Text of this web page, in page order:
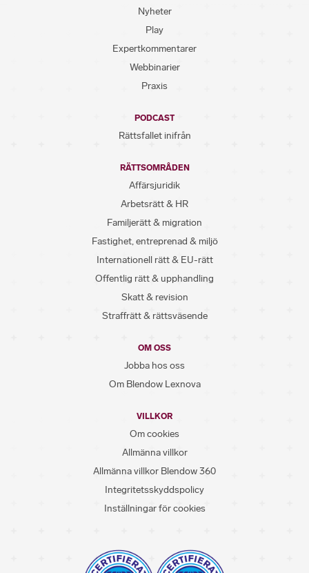
Nyheter
Play
Expertkommentarer
Webbinarier
Praxis
PODCAST
Rättsfallet inifrån
RÄTTSOMRÅDEN
Affärsjuridik
Arbetsrätt & HR
Familjerätt & migration
Fastighet, entreprenad & miljö
Internationell rätt & EU-rätt
Offentlig rätt & upphandling
Skatt & revision
Straffrätt & rättsväsende
OM OSS
Jobba hos oss
Om Blendow Lexnova
VILLKOR
Om cookies
Allmänna villkor
Allmänna villkor Blendow 360
Integritetsskyddspolicy
Inställningar för cookies